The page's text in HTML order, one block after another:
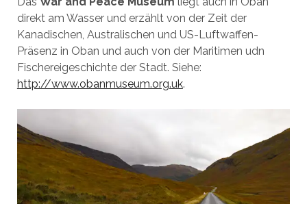
direkt am Wasser und erzählt von der Zeit der
Kanadischen, Australischen und US-Luftwaffen-
Präsenz in Oban und auch von der Maritimen udn
Fischereigeschichte der Stadt. Siehe:
http://www.obanmuseum.org.uk.